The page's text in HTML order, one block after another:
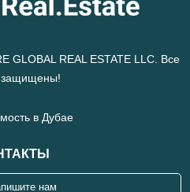
GLOBAL REAL ESTATE LLC. Все
защищены!
в Дубае
нам